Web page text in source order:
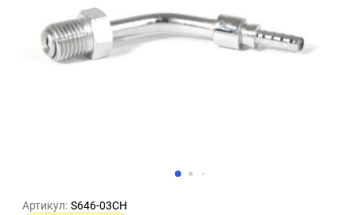
Артикул: S646-03CH